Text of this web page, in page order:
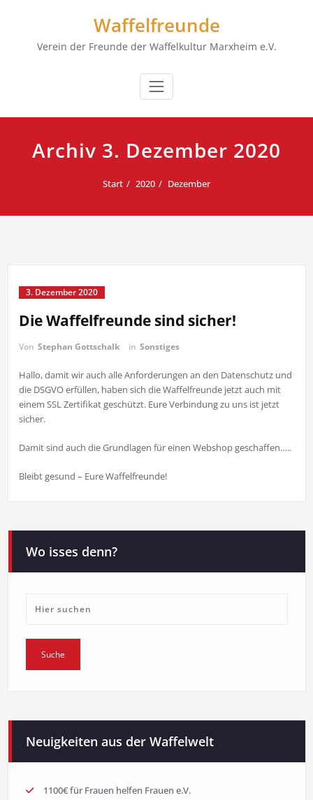
Waffelfreunde
Verein der Freunde der Waffelkultur Marxheim e.V.
Archiv 3. Dezember 2020
Start 2020 Dezember
3. Dezember 2020
Die Waffelfreunde sind sicher!
Von Stephan Gottschalk in Sonstiges
Hallo, damit wir auch alle Anforderungen an den Datenschutz und
die DSGVO erfüllen, haben sich die Waffelfreunde jetzt auch mit
einem SSL Zertifikat geschützt. Eure Verbindung zu uns ist jetzt
sicher.
Damit sind auch die Grundlagen für einen Webshop geschaffen…..
Bleibt gesund – Eure Waffelfreunde!
Wo isses denn?
Neuigkeiten aus der Waffelwelt
1100€ für Frauen helfen Frauen e.V.